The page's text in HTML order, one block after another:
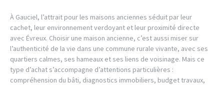
À Gauciel, l’attrait pour les maisons anciennes séduit par leur
cachet, leur environnement verdoyant et leur proximité directe
avec Évreux. Choisir une maison ancienne, c’est aussi miser sur
l’authenticité de la vie dans une commune rurale vivante, avec ses
quartiers calmes, ses hameaux et ses liens de voisinage. Mais ce
type d’achat s’accompagne d’attentions particulières :
compréhension du bâti, diagnostics immobiliers, budget travaux,